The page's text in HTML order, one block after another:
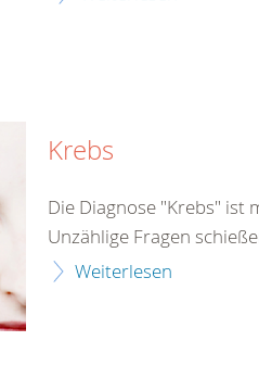
Krebs
Die Diagnose "Krebs" ist
Unzählige Fragen
Weiterlesen